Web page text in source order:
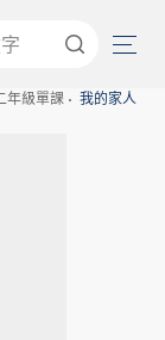
年級單課 我的家人